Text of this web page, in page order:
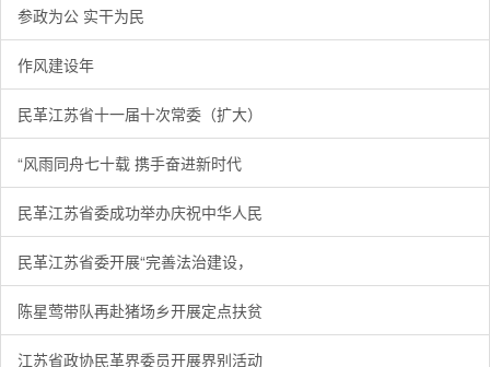
参政为公 实干为民
作风建设年
民革江苏省十一届十次常委（扩大）
“风雨同舟七十载 携手奋进新时代
民革江苏省委成功举办庆祝中华人民
民革江苏省委开展“完善法治建设，
陈星莺带队再赴猪场乡开展定点扶贫
江苏省政协民革界委员开展界别活动